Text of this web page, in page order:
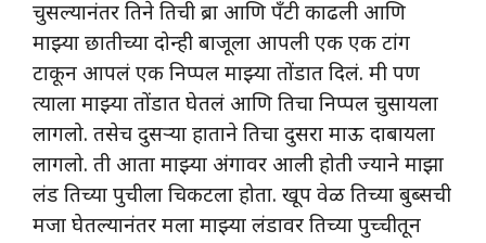
चुसल्यानंतर तिने तिची ब्रा आणि पॅंटी काढली आणि
माझ्या छातीच्या दोन्ही बाजूला आपली एक एक टांग
टाकून आपलं एक निप्पल माझ्या तोंडात दिलं. मी पण
त्याला माझ्या तोंडात घेतलं आणि तिचा निप्पल चुसायला
लागलो. तसेच दुसऱ्या हाताने तिचा दुसरा माऊ दाबायला
लागलो. ती आता माझ्या अंगावर आली होती ज्याने माझा
लंड तिच्या पुचीला चिकटला होता. खूप वेळ तिच्या बुब्सची
मजा घेतल्यानंतर मला माझ्या लंडावर तिच्या पुच्चीतून